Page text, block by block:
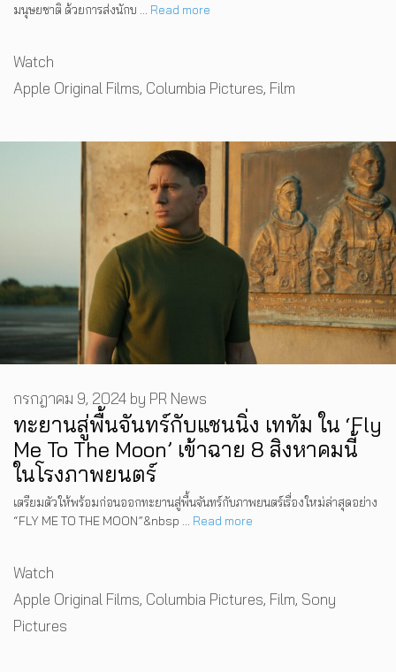
มนุษยชาติ ด้วยการส่งนักบ … Read more
Categories
Watch
Tags
Apple Original Films, Columbia Pictures, Film
ทะยานสู่พื้นจันทร์กับแชนนิ่ง เททัม ใน ‘Fly
Me To The Moon’ เข้าฉาย 8 สิงหาคมนี้
ในโรงภาพยนตร์
กรกฎาคม 9, 2024 by PR News
เตรียมตัวให้พร้อมก่อนออกทะยานสู่พื้นจันทร์กับภาพยนตร์เรื่องใหม่ล่าสุดอย่าง
“FLY ME TO THE MOON”&nbsp … Read more
Categories
Watch
Tags
Apple Original Films, Columbia Pictures, Film, Sony
Pictures